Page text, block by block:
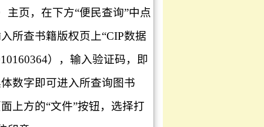
主页，在下方“便民查询”中点
所查书籍版权页上“CIP数据
），输入验证码，即
数字即可进入所查询图书
上方的“文件”按钮，选择打